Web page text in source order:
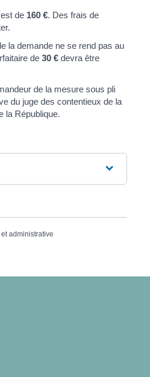
de 160 €. Des frais de
la demande ne se rend pas au
de30 € devra être
de la mesure sous pli
du juge des contentieux de la
la République.
administrative